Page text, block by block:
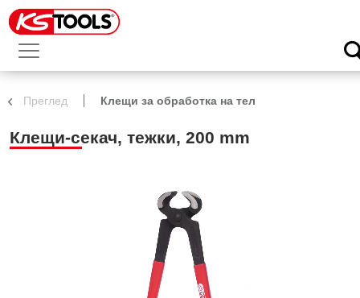
Преглед Клещи за обработка на тел
Клещи-секач, тежки, 200 mm